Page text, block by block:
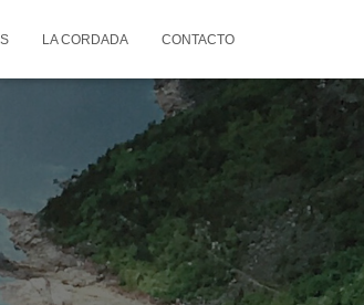
LA CORDADA CONTACTO